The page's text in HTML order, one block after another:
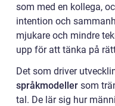
som med en kollega,
intention och
mjukare och mindre
upp för att tänka på
Det som driver
språkmodeller som
tal. De lär sig hur